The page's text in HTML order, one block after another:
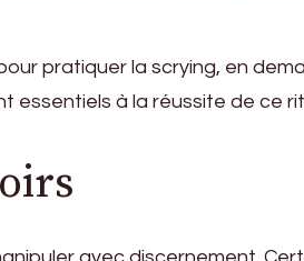
pratiquer la scrying, en
essentiels à la réussite de ce